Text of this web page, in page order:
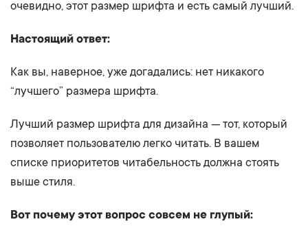
очевидно, этот размер шрифта и есть самый лучший.
Настоящий ответ:
Как вы, наверное, уже догадались: нет никакого
“лучшего” размера шрифта.
Лучший размер шрифта для дизайна — тот, который
позволяет пользователю легко читать. В вашем
списке приоритетов читабельность должна стоять
выше стиля.
Вот почему этот вопрос совсем не глупый: